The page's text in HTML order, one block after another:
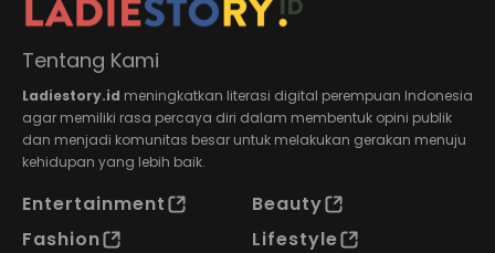
Tentang Kami
Ladiestory.id meningkatkan literasi digital perempuan Indonesia
agar memiliki rasa percaya diri dalam membentuk opini publik
dan menjadi komunitas besar untuk melakukan gerakan menuju
kehidupan yang lebih baik.
Entertainment
Beauty
Fashion
Lifestyle